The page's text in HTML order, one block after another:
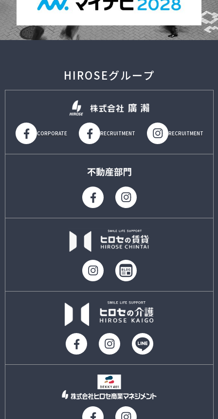
HIROSEグループ
CORPORATE RECRUITMENT RECRUITMENT